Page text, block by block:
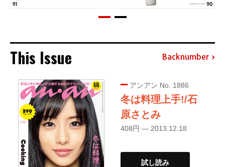
This Issue Backnumber
アンアン No. 1886
冬は料理上手!/石
原さとみ
408円 — 2013.12.18
試し読み